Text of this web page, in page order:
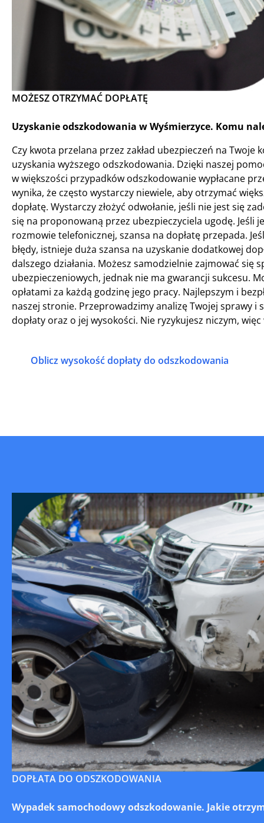
MOŻESZ OTRZYMAĆ DOPŁATĘ
Uzyskanie odszkodowania w Wyśmierzyce. Komu
Czy kwota przelana przez zakład ubezpieczeń na
uzyskania wyższego odszkodowania. Dzięki naszej
w większości przypadków odszkodowanie wypłacane
wynika, że często wystarczy niewiele, aby otrzymać
dopłatę. Wystarczy złożyć odwołanie, jeśli nie jest się
się na proponowaną przez ubezpieczyciela ugodę.
rozmowie telefonicznej, szansa na dopłatę przepada.
błędy, istnieje duża szansa na uzyskanie dodatkowej
dalszego działania. Możesz samodzielnie zajmować
ubezpieczeniowych, jednak nie ma gwarancji sukcesu.
opłatami za każdą godzinę jego pracy. Najlepszym i
naszej stronie. Przeprowadzimy analizę Twojej sprawy
dopłaty oraz o jej wysokości. Nie ryzykujesz niczym,
Oblicz wysokość dopłaty do odszkodowania
DOPŁATA DO ODSZKODOWANIA
Wypadek samochodowy odszkodowanie. Jakie